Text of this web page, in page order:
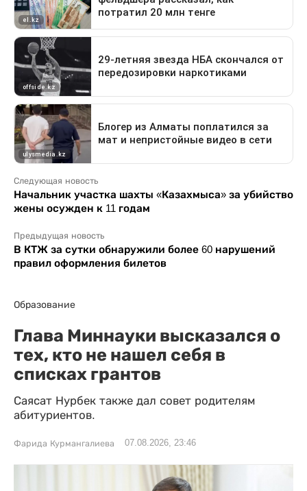
Следующая новость
Начальник участка шахты «Казахмыса» за убийство
жены осужден к 11 годам
Предыдущая новость
В КТЖ за сутки обнаружили более 60 нарушений
правил оформления билетов
Образование
Глава Миннауки высказался о
тех, кто не нашел себя в
списках грантов
Саясат Нурбек также дал совет родителям
абитуриентов.
Фарида Курмангалиева 07.08.2026, 23:46